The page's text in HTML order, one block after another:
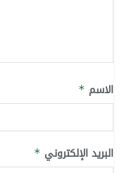
الاسم *
البريد الإلكتروني *